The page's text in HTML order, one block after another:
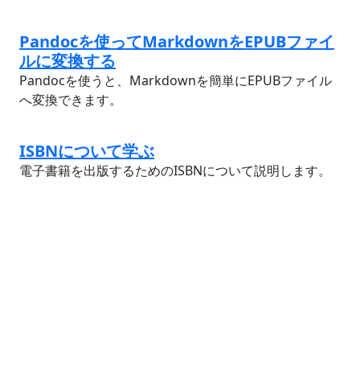
Pandocを使ってMarkdownをEPUBファイ
ルに変換する
Pandocを使うと、Markdownを簡単にEPUBファイル
へ変換できます。
ISBNについて学ぶ
電子書籍を出版するためのISBNについて説明します。